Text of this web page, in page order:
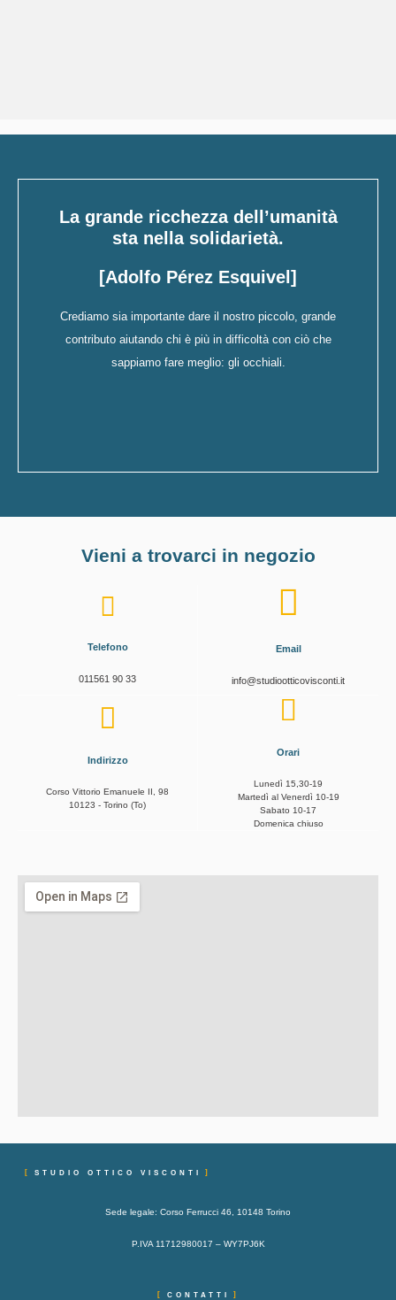
La grande ricchezza dell’umanità
sta nella solidarietà.
[Adolfo Pérez Esquivel]
Crediamo sia importante dare il nostro piccolo, grande
contributo aiutando chi è più in difficoltà con ciò che
sappiamo fare meglio: gli occhiali.
Vieni a trovarci in negozio
Telefono
011561 90 33
Email
info@studiootticovisconti.it
Indirizzo
Corso Vittorio Emanuele II, 98
10123 - Torino (To)
Orari
Lunedì 15,30-19
Martedì al Venerdì 10-19
Sabato 10-17
Domenica chiuso
STUDIO OTTICO VISCONTI
Sede legale: Corso Ferrucci 46, 10148 Torino
P.IVA 11712980017 – WY7PJ6K
CONTATTI